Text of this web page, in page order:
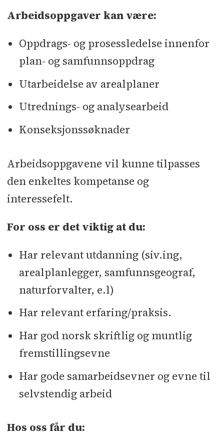
Arbeidsoppgaver kan være:
Oppdrags- og prosessledelse innenfor
plan- og samfunnsoppdrag
Utarbeidelse av arealplaner
Utrednings- og analysearbeid
Konseksjonssøknader
Arbeidsoppgavene vil kunne tilpasses
den enkeltes kompetanse og
interessefelt.
For oss er det viktig at du:
Har relevant utdanning (siv.ing,
arealplanlegger, samfunnsgeograf,
naturforvalter, e.l)
Har relevant erfaring/praksis.
Har god norsk skriftlig og muntlig
fremstillingsevne
Har gode samarbeidsevner og evne til
selvstendig arbeid
Hos oss får du: